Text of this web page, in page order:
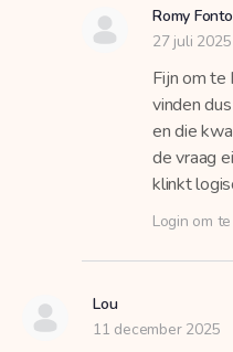
Romy
27 juli 2025
Fijn om te
vinden
en die
de vraag
klinkt
Login om
Lou
11 december 2025